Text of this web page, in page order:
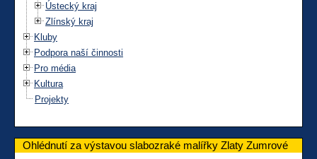
Ústecký kraj
Zlínský kraj
Kluby
Podpora naší činnosti
Pro média
Kultura
Projekty
Ohlédnutí za výstavou slabozraké malířky Zlaty Zumrové